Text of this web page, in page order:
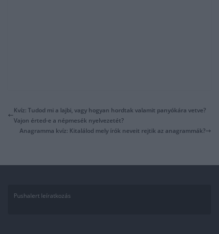
Kvíz: Tudod mi a lajbi, vagy hogyan hordtak valamit panyókára vetve?
Vajon érted-e a népmesék nyelvezetét?
Anagramma kvíz: Kitalálod mely írók neveit rejtik az anagrammák?
Pushalert leíratkozás